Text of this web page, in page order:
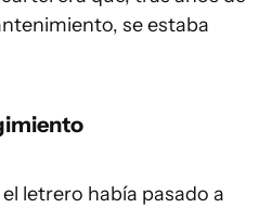
se estaba
letrero había pasado a